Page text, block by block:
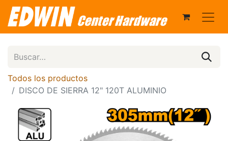
Todos los productos
DISCO DE SIERRA 12" 120T ALUMINIO